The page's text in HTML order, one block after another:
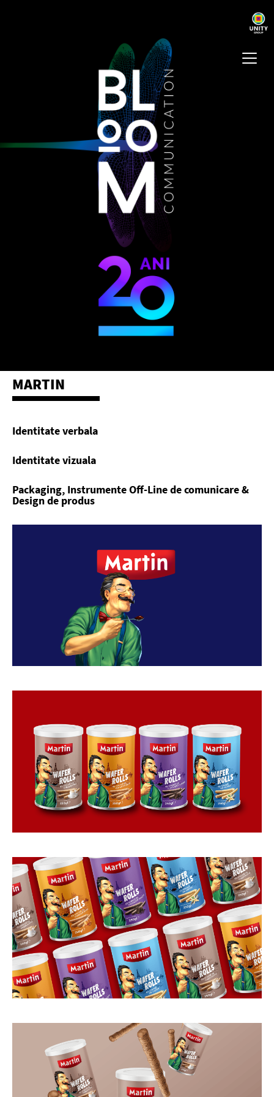
MARTIN
Identitate verbala
Identitate vizuala
Packaging, Instrumente Off-Line de comunicare &
Design de produs